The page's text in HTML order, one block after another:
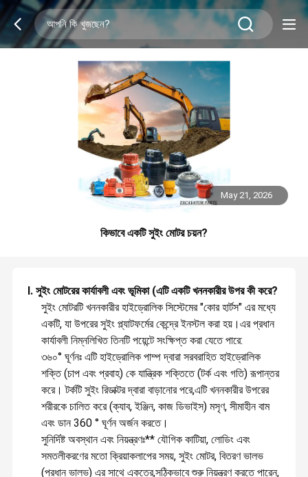
May 21, 2026
কিভাবে একটি সুইং মোটর চয়ন?
I. সুইং মোটরের কার্যাবলী এবং ভূমিকা (এটি একটি খননকারীর উপর কী করে?
সুইং মোটরটি খননকারীর হাইড্রোলিক সিস্টেমের "কোর হার্টস" এর মধ্যে
একটি, যা উপরের সুইং প্ল্যাটফর্মের কেন্দ্রে ইনস্টল করা হয়।এর প্রধান
কার্যাবলী নিম্নলিখিত তিনটি পয়েন্টে সংক্ষিপ্ত করা যেতে পারে:
৩৬০° ঘূর্ণনঃ এটি হাইড্রোলিক পাম্প দ্বারা সরবরাহিত হাইড্রোলিক
শক্তি (চাপ এবং প্রবাহ) কে যান্ত্রিক শক্তিতে (টর্ক এবং গতি) রূপান্তর
করে। টর্কটি সুইং রিডাক্টর দ্বারা বাড়ানোর পরে,এটি খননকারীর উপরের
শরীরকে চালিত করে (ক্যাব, ইঞ্জিন, কাজ ডিভাইস) মসৃণ, সীমাহীন বাম
এবং ডান 360 ° ঘূর্ণন অর্জন করতে।
সুনির্দিষ্ট অবস্থান এবং নিয়ন্ত্রণঃ** যৌগিক কাটিয়া, লোডিং এবং
সমতলীকরণের মতো ক্রিয়াকলাপের সময়, সুইং মোটর, বিতরণ ভালভ
(প্রধান ভালভ) এর সাথে একত্রে,সঠিকভাবে শুরু নিয়ন্ত্রণ করতে পারেন,